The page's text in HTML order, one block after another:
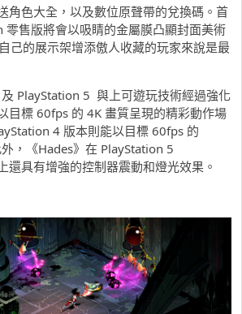
角色大全，以及數位原聲帶的兌換碼。首
零售版將會以吸睛的金屬膜凸顯封面美術
己的展示架增添傲人收藏的玩家來說是最
及 PlayStation 5 與上可遊玩技術經過強化
目標 60fps 的 4K 畫質呈現的精彩動作場
4 版本則能以目標 60fps 的
，《Hades》在 PlayStation 5
還具有增強的控制器震動和燈光效果。